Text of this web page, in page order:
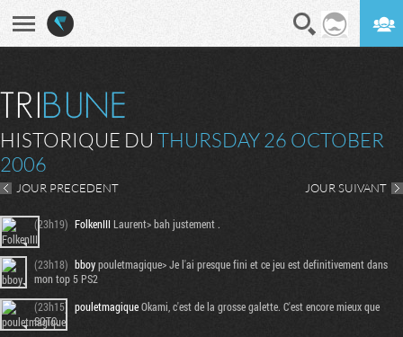
HISTORIQUE DU THURSDAY 26 OCTOBER
2006
JOUR PRECEDENT JOUR SUIVANT
(23h19) FolkenIIILaurent> bah justement .
(23h18) bboypouletmagique> Je l'ai presque fini et ce jeu est definitivement dans
mon top 5 PS2
(23h15)
pouletmagiqueOkami, c'est de la grosse galette. C'est encore mieux que
SOTC.